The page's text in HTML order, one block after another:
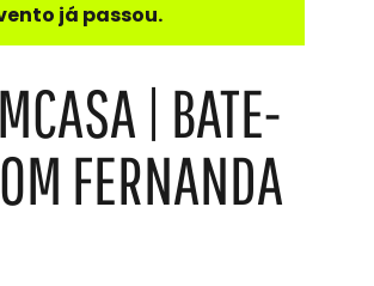
já passou.
| BATE-
FERNANDA